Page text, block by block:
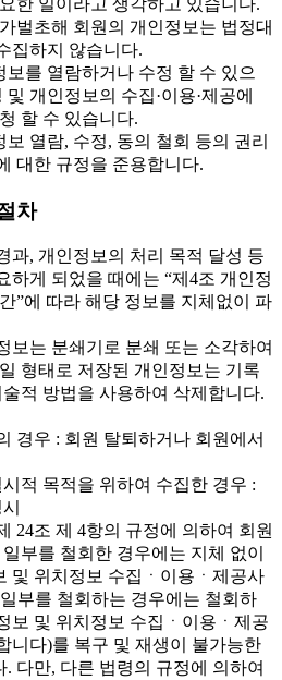
한 일이라고 생각하고 있습니다.
벌초해 회원의 개인정보는 법정대
집하지 않습니다.
보를 열람하거나 수정 할 수 있으
개인정보의 수집·이용·제공에
할 수 있습니다.
열람, 수정, 동의 철회 등의 권리
대한 규정을 준용합니다.
차
과, 개인정보의 처리 목적 달성 등
하게 되었을 때에는 “제4조 개인정
”에 따라 해당 정보를 지체없이 파
보는 분쇄기로 분쇄 또는 소각하여
형태로 저장된 개인정보는 기록
적 방법을 사용하여 삭제합니다.
경우 : 회원 탈퇴하거나 회원에서
적 목적을 위하여 수집한 경우 :
24조 제 4항의 규정에 의하여 회원
부를 철회한 경우에는 지체 없이
및 위치정보 수집ㆍ이용ㆍ제공사
부를 철회하는 경우에는 철회하
보 및 위치정보 수집ㆍ이용ㆍ제공
니다)를 복구 및 재생이 불가능한
다만, 다른 법령의 규정에 의하여